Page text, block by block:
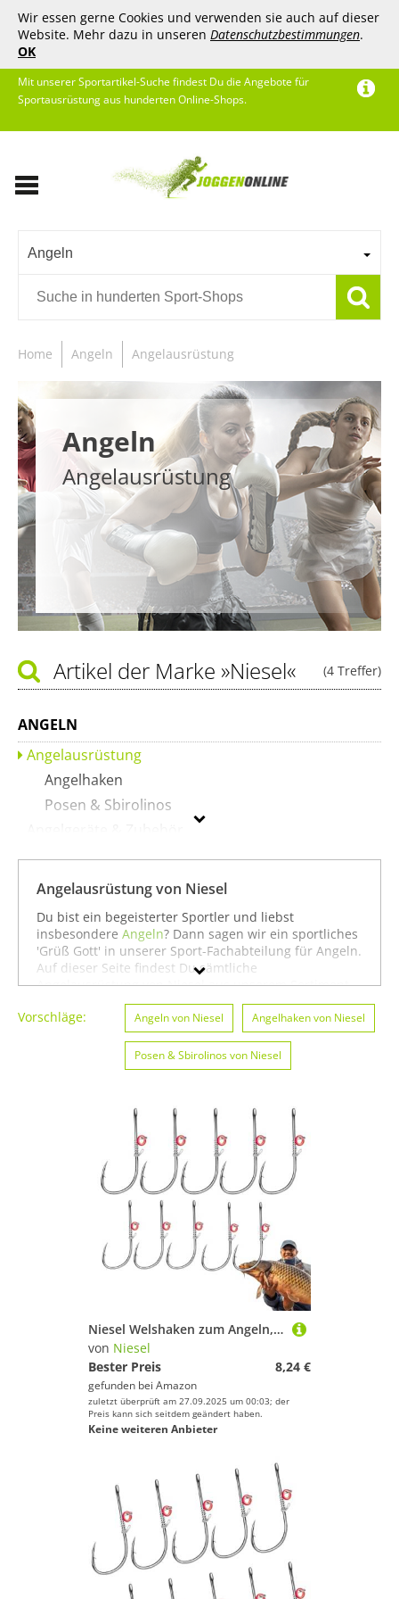
Wir essen gerne Cookies und verwenden sie auch auf dieser
Website. Mehr dazu in unseren Datenschutzbestimmungen.
OK
Mit unserer Sportartikel-Suche findest Du die Angebote für
Sportausrüstung aus hunderten Online-Shops.
Angeln
Home Angeln Angelausrüstung
Angeln
Angelausrüstung
(4 Treffer)
Artikel der Marke »Niesel«
ANGELN
Angelausrüstung
Angelhaken
Posen & Sbirolinos
Köder
Rollen
Niesel
Geschlecht
Angelausrüstung von Niesel
Du bist ein begeisterter Sportler und liebst
insbesondere Angeln? Dann sagen wir ein sportliches
'Grüß Gott' in unserer Sport-Fachabteilung für Angeln.
Auf dieser Seite findest Du sämtliche
Angelausrüstung von Niesel aus unserem Sortiment.
Du kannst auch gezieltAngeln von Nieseloder
Badminton von Nieselsuchen. Oder Du schaust etwas
breiter und siehst Dich auf unserer Seite mit
sämtlichen Sportartikeln vonNiesel oder unter allen
Produkten für den SportAngeln von Niesel
Vorschläge: Angeln von Niesel Angelhaken von Niesel
Posen & Sbirolinos von Niesel
Niesel Welshaken zum Angeln, Welshaken | Kohlenstoffstahl mit Widerhaken und Löchern - Angelhaken für lebende Köder, Salzwasser, Kohlenstoffstahl, mit Widerhaken und Löchern für Süßwasser
von Niesel
Bester Preis
8,24 €
gefunden bei Amazon
zuletzt überprüft am 27.09.2025 um 00:03; der
Preis kann sich seitdem geändert haben.
Keine weiteren Anbieter